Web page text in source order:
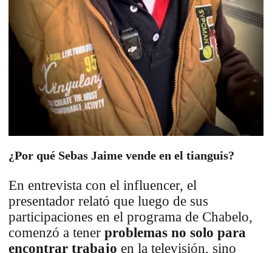
¿Por qué Sebas Jaime vende en el tianguis?
En entrevista con el influencer, el
presentador relató que luego de sus
participaciones en el programa de Chabelo,
comenzó a tener problemas no solo para
encontrar trabajo en la televisión, sino